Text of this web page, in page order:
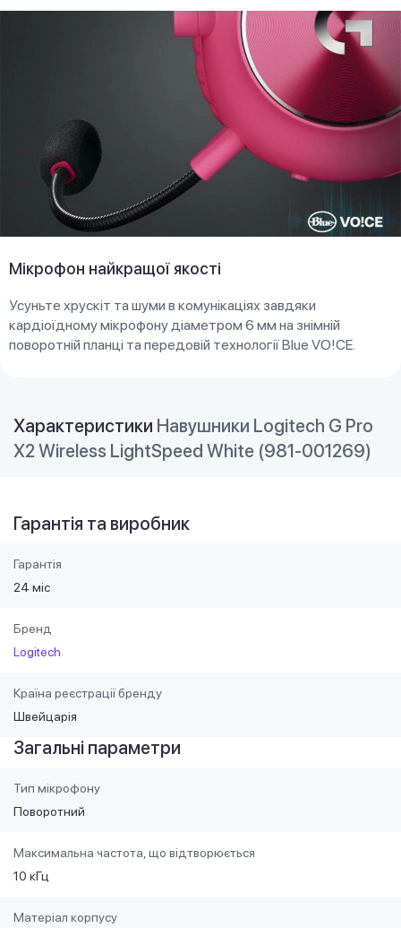
Мікрофон найкращої якості
Усуньте хрускіт та шуми в комунікаціях завдяки
кардіоїдному мікрофону діаметром 6 мм на знімній
поворотній планці та передовій технології Blue VO!CE.
Характеристики Навушники Logitech G Pro
X2 Wireless LightSpeed White (981-001269)
Гарантія та виробник
Гарантія
24 міс
Бренд
Logitech
Країна реєстрації бренду
Швейцарія
Загальні параметри
Тип мікрофону
Поворотний
Максимальна частота, що відтворюється
10 кГц
Матеріал корпусу